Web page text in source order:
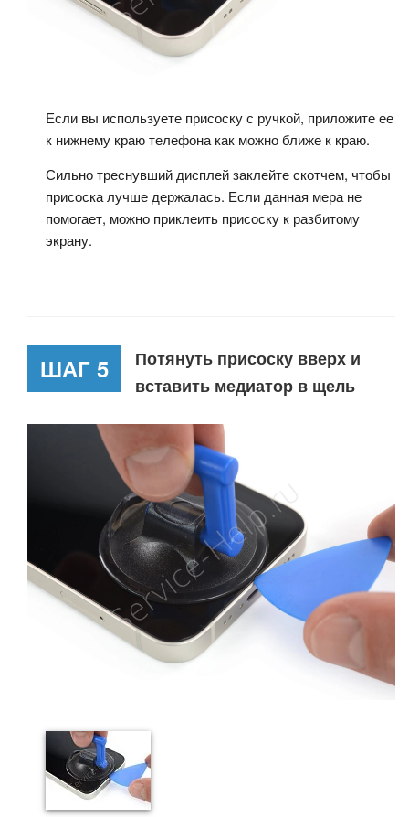
Если вы используете присоску с ручкой, приложите ее
к нижнему краю телефона как можно ближе к краю.
Сильно треснувший дисплей заклейте скотчем, чтобы
присоска лучше держалась. Если данная мера не
помогает, можно приклеить присоску к разбитому
экрану.
ШАГ 5
Потянуть присоску вверх и
вставить медиатор в щель